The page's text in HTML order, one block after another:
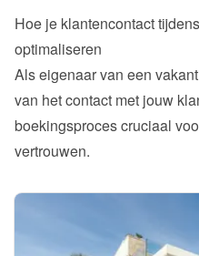
Hoe je klantencontact
optimaliseren
Als eigenaar van een
van het contact met jouw
boekingsproces cruciaal